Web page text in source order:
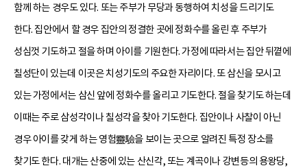
함께 하는 경우도 있다. 또는 주부가 무당과 동행하여 치성을 드리기도
한다. 집안에서 할 경우 집안의 정결한 곳에 정화수를 올린 후 주부가
성심껏 기도하고 절을 하며 아이를 기원한다. 가정에 따라서는 집안 뒤꼍에
칠성단이 있는데 이곳은 치성기도의 주요한 자리이다. 또 삼신을 모시고
있는 가정에서는 삼신 앞에 정화수를 올리고 기도한다. 절을 찾기도 하는데
이때는 주로 삼성각이나 칠성각을 찾아 기도한다. 집안이나 사찰이 아닌
경우 아이를 갖게 하는 영험靈驗을 보이는 곳으로 알려진 특정 장소를
찾기도 한다. 대개는 산중에 있는 산신각, 또는 계곡이나 강변등의 용왕당,